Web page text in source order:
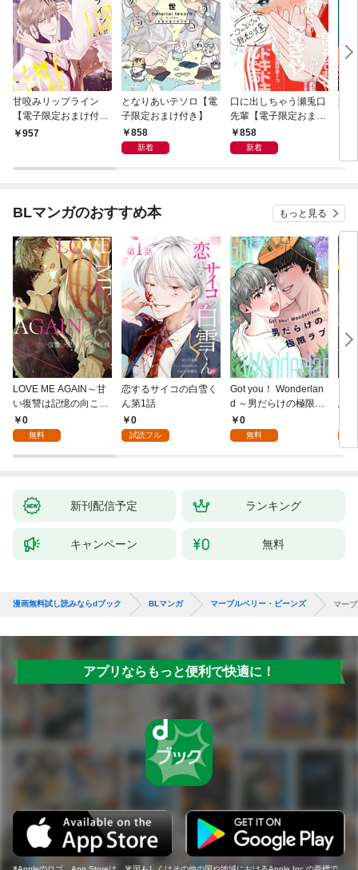
甘咬みリップライン
【電子限定おまけ付
き】957
となりあいテソロ【電
子限定おまけ付き】
858
新着
口に出しちゃう瀬兎口
先輩【電子限定おまけ
付き】
858
新着
奸
BLマンガのおすすめ本 もっと見る
LOVE ME AGAIN～甘
い復讐は記憶の向こう
側～(1)
0
無料
恋するサイコの白雪く
ん第1話
0
試読フル
Got you！ Wonderlan
d ～男だらけの極限ラ
ブ～(1)
0
無料
新刊配信予定 ランキング
キャンペーン 無料
漫画無料試し読みならdブック BLマンガ マーブルベリー・ビーンズ マー
アプリならもっと便利で快適に！